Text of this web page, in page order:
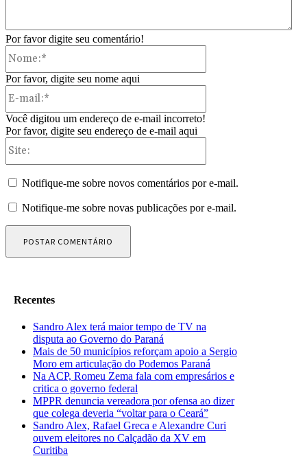
Por favor digite seu comentário!
Por favor, digite seu nome aqui
Você digitou um endereço de e-mail incorreto!
Por favor, digite seu endereço de e-mail aqui
Notifique-me sobre novos comentários por e-mail.
Notifique-me sobre novas publicações por e-mail.
Recentes
Sandro Alex terá maior tempo de TV na
disputa ao Governo do Paraná
Mais de 50 municípios reforçam apoio a Sergio
Moro em articulação do Podemos Paraná
Na ACP, Romeu Zema fala com empresários e
critica o governo federal
MPPR denuncia vereadora por ofensa ao dizer
que colega deveria “voltar para o Ceará”
Sandro Alex, Rafael Greca e Alexandre Curi
ouvem eleitores no Calçadão da XV em
Curitiba